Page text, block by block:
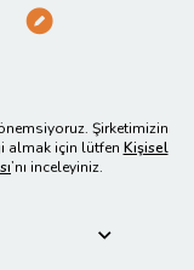
Şirketimizin
almak için lütfen Kişisel
’nı inceleyiniz.